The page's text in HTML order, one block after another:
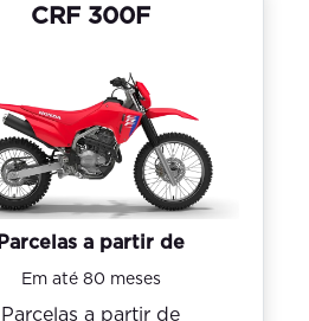
CRF 300F
Parcelas a partir de
Em até 80 meses
Parcelas a partir de